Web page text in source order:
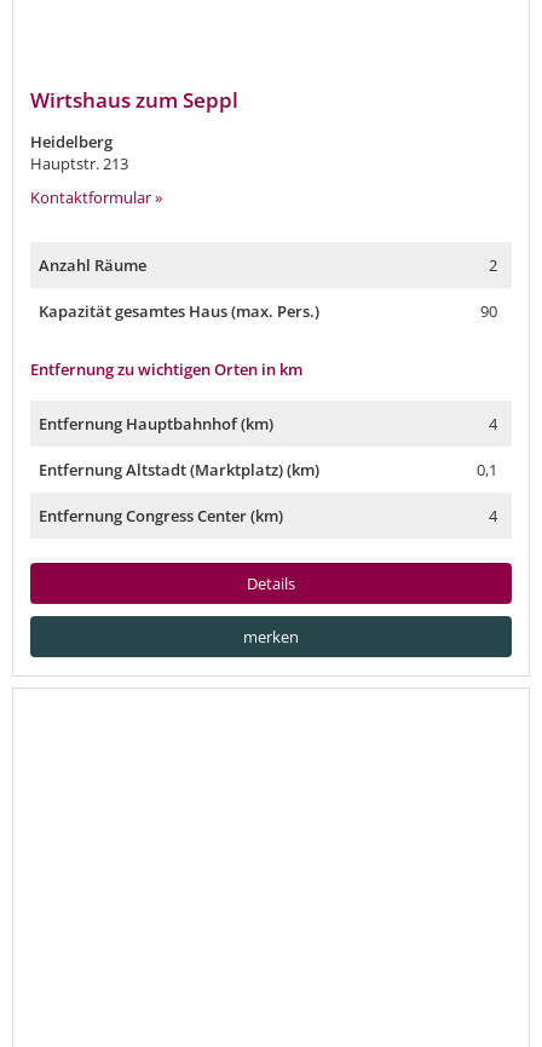
Wirtshaus zum Seppl
Heidelberg
Hauptstr. 213
Kontaktformular »
Anzahl Räume 2
Kapazität gesamtes Haus (max. Pers.) 90
Entfernung zu wichtigen Orten in km
Entfernung Hauptbahnhof (km) 4
Entfernung Altstadt (Marktplatz) (km) 0,1
Entfernung Congress Center (km) 4
Details
merken